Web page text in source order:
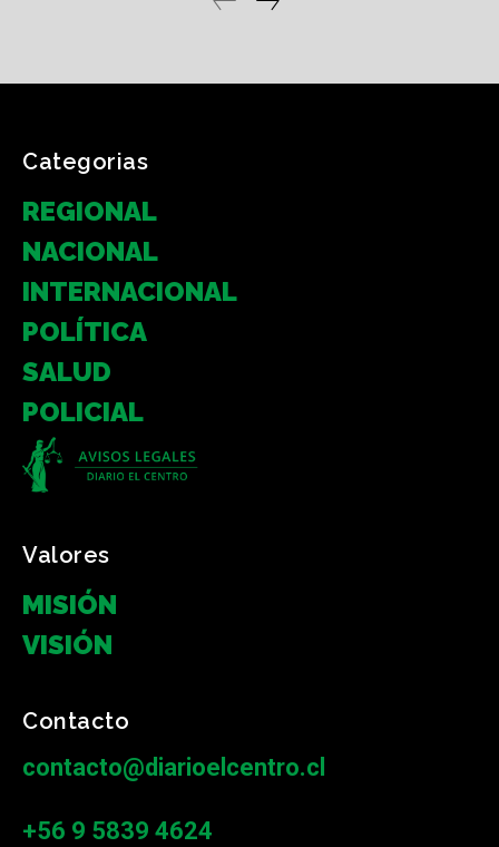
Categorias
REGIONAL
NACIONAL
INTERNACIONAL
POLÍTICA
SALUD
POLICIAL
Valores
MISIÓN
VISIÓN
Contacto
contacto@diarioelcentro.cl
+56 9 5839 4624